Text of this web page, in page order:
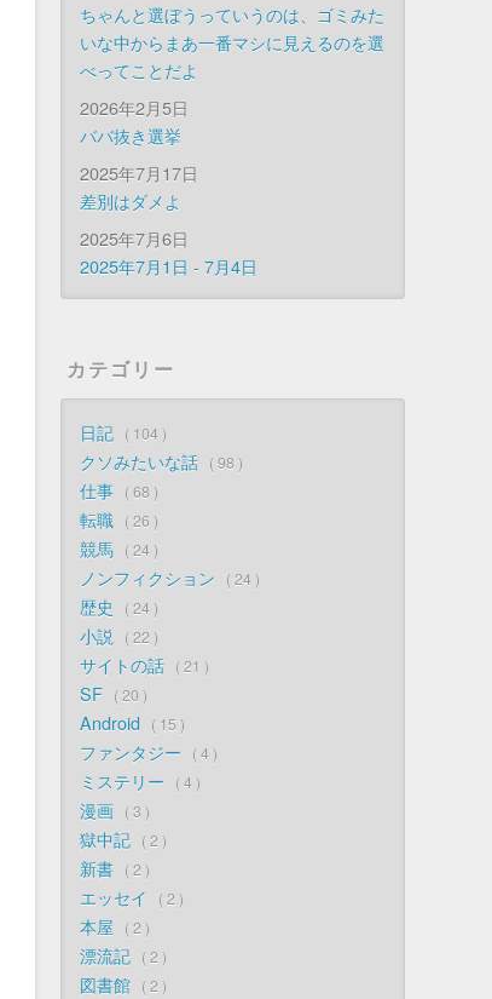
ちゃんと選ぼうっていうのは、ゴミみた
いな中からまあ一番マシに見えるのを選
べってことだよ
2026年2月5日
ババ抜き選挙
2025年7月17日
差別はダメよ
2025年7月6日
2025年7月1日 - 7月4日
カテゴリー
日記 104
クソみたいな話 98
仕事 68
転職 26
競馬 24
ノンフィクション 24
歴史 24
小説 22
サイトの話 21
SF 20
Android 15
ファンタジー 4
ミステリー 4
漫画 3
獄中記 2
新書 2
エッセイ 2
本屋 2
漂流記 2
図書館 2